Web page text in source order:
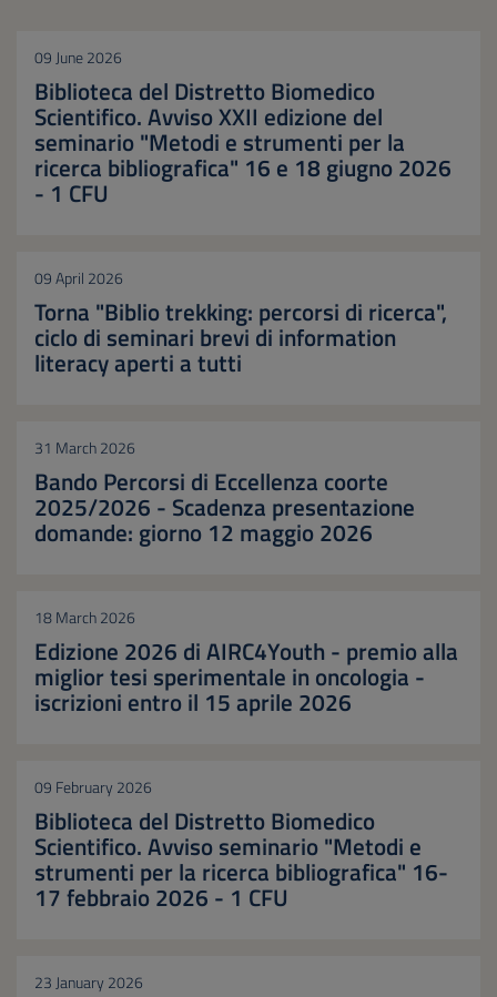
09 June 2026
Biblioteca del Distretto Biomedico
Scientifico. Avviso XXII edizione del
seminario "Metodi e strumenti per la
ricerca bibliografica" 16 e 18 giugno 2026
- 1 CFU
09 April 2026
Torna "Biblio trekking: percorsi di ricerca",
ciclo di seminari brevi di information
literacy aperti a tutti
31 March 2026
Bando Percorsi di Eccellenza coorte
2025/2026 - Scadenza presentazione
domande: giorno 12 maggio 2026
18 March 2026
Edizione 2026 di AIRC4Youth - premio alla
miglior tesi sperimentale in oncologia -
iscrizioni entro il 15 aprile 2026
09 February 2026
Biblioteca del Distretto Biomedico
Scientifico. Avviso seminario "Metodi e
strumenti per la ricerca bibliografica" 16-
17 febbraio 2026 - 1 CFU
23 January 2026